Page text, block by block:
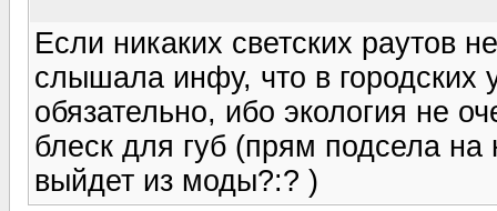
Если никаких светских раутов
слышала инфу, что в городских
обязательно, ибо экология не
блеск для губ (прям подсела на
выйдет из моды?:? )